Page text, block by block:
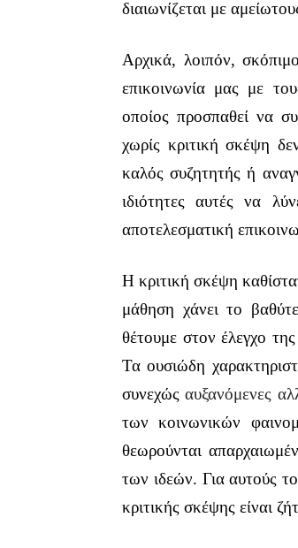
διαιωνίζεται με
Αρχικά, λοιπόν,
επικοινωνία μας με
οποίος προσπαθεί να
χωρίς κριτική σκέψη
καλός συζητητής ή
ιδιότητες αυτές να
αποτελεσματική
Η κριτική σκέψη
μάθηση χάνει το
θέτουμε στον έλεγχο
Τα ουσιώδη
συνεχώςαυξανόμενες
των κοινωνικών
θεωρούνται
των ιδεών. Για αυτούς
κριτικής σκέψης είναι